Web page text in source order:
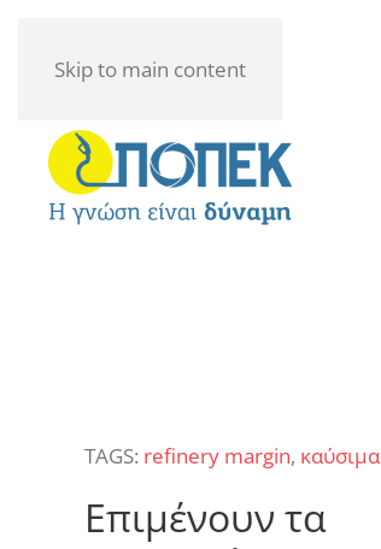
Skip to main content
TAGS: refinery margin, καύσιμα
Επιμένουν τα